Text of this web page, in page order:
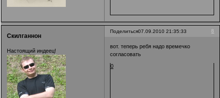
Поделиться 8
07.09.2010 21:35:33
Скилганнон
Настоящий индеец!
вот. теперь ребя надо времечко
согласовать
0